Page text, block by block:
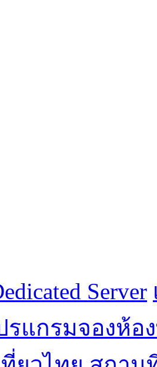
Server
รแกรมจองห้อ
ยวไทย สถาน